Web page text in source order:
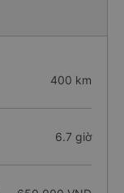
400 km
6.7 giờ